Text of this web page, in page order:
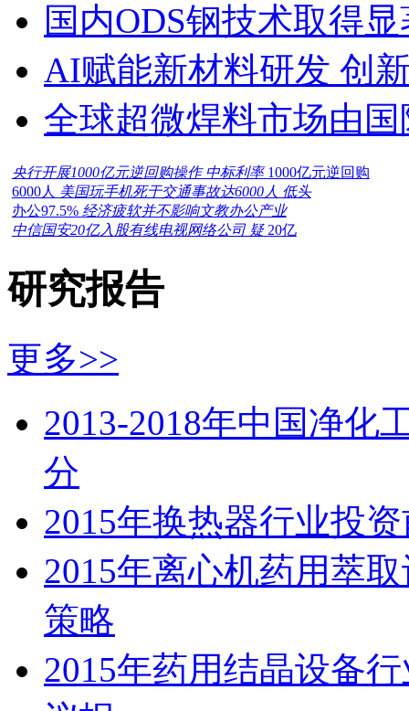
国内ODS钢技术取得
AI赋能新材料研发 创
全球超微焊料市场由
央行开展1000亿元逆回购操作 中标利率 1000亿元逆回购
6000人 美国玩手机死于交通事故达6000人 低头
办公97.5% 经济疲软并不影响文教办公产业
中信国安20亿入股有线电视网络公司 疑 20亿
研究报告
更多>>
2013-2018年中国净化
分
2015年换热器行业投
2015年离心机药用萃
策略
2015年药用结晶设备